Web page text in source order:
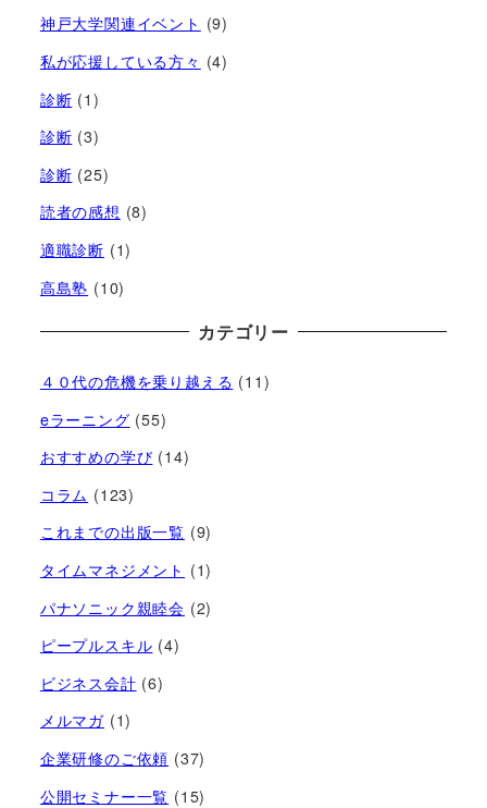
神戸大学関連イベント (9)
私が応援している方々 (4)
診断 (1)
診断 (3)
診断 (25)
読者の感想 (8)
適職診断 (1)
高島塾 (10)
カテゴリー
４０代の危機を乗り越える (11)
eラーニング (55)
おすすめの学び (14)
コラム (123)
これまでの出版一覧 (9)
タイムマネジメント (1)
パナソニック親睦会 (2)
ピープルスキル (4)
ビジネス会計 (6)
メルマガ (1)
企業研修のご依頼 (37)
公開セミナー一覧 (15)